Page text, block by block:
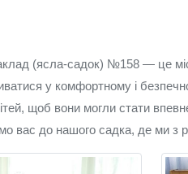
(ясла-садок) №158 — це
у комфортному і
щоб вони могли стати
вас до нашого садка, де ми з